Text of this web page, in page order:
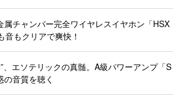
属チャンバー完全ワイヤレスイヤホン「HSX
音もクリアで爽快！
、エソテリックの真髄。A級パワーアンプ「S
音質を聴く